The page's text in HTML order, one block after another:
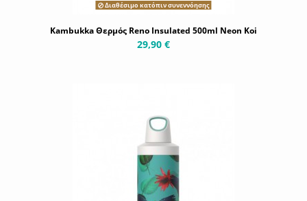
Διαθέσιμο κατόπιν συνεννόησης
Kambukka Θερμός Reno Insulated 500ml Neon Koi
29,90 €